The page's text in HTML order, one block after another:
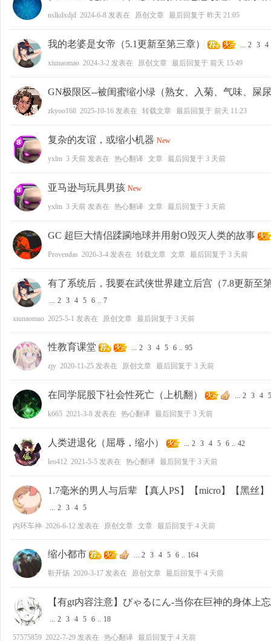
nslkdxdjd 2024-6-8 发表在 原创文章 最后回复于 昨天 21:05
我的老婆是女帝（5.1更新至第三章） ... 2 3 4
xiunaomao 2024-3-2 发表在 原创文章 最后回复于 前天 15:49
GN极限区--被闺蜜缩小绿（熟女、入菊、气味、屎
zkyoo168 2025-10-16 发表在 转载文章 最后回复于 前天 11:23
复杂的友谊，或缩小机器 New
yxlm 3 天前 发表在 热心翻译 文章 最后回复于 3 天前
亚马逊与玩具男孩 New
yxlm 3 天前 发表在 热心翻译 文章 最后回复于 3 天前
GC 超巨大情侣蹂躏地球并用射O毁灭人类的故事
Provendas 2026-3-4 发表在 转载文章 文章 最后回复于 3 天前
有了系统后，我要在武侠世界建立后宫（7.8更新至
... 2 3 4 5 6 .. 7
xiunaomao 2025-5-1 发表在 原创文章 最后回复于 3 天前
性教育课堂 ... 2 3 4 5 6 .. 95
zjy 2020-11-25 发表在 原创文章 最后回复于 3 天前
在同学屁股下社会性死亡（上机翻） ... 2 3 4 5
k665 2021-3-8 发表在 热心翻译 最后回复于 3 天前
人类进退化（屈辱，缩小） ... 2 3 4 5 6 .. 42
leo412 2021-5-5 发表在 热心翻译 最后回复于 3 天前
1.7毫米的男人与后辈 【真人PS】【micro】【黑丝
... 2 3 4 5
内环车神 2026-6-12 发表在 原创文章 文章 最后回复于 4 天前
缩小都市 ... 2 3 4 5 6 .. 164
靳开炀 2020-3-17 发表在 原创文章 最后回复于 4 天前
【有gt内容注意】びゃるにん-当你在巨神的身体上
... 2 3 4 5 6 .. 18
57575859 2022-7-29 发表在 热心翻译 最后回复于 4 天前